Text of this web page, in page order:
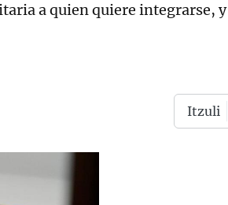
a quien quiere integrarse,
Itzuli